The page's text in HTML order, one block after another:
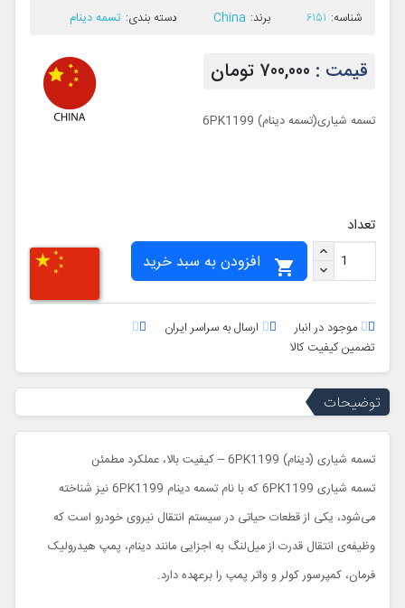
ﺷﻨﺎﺳﻪ: 6151 ﺑﺮﻧﺪ: China ﺩﺳﺘﻪ ﺑﻨﺪی: تسمه دینام
قیمت : 700,000 تومان
تسمه شیاری(تسمه دینام) 6PK1199
تعداد

موجود در انبار
ارسال به سراسر ایران
تضمین کیفیت کالا
توضیحات
تسمه شیاری (دینام) 6PK1199 – کیفیت بالا، عملکرد مطمئن
تسمه شیاری 6PK1199 که با نام تسمه دینام 6PK1199 نیز شناخته
می‌شود، یکی از قطعات حیاتی در سیستم انتقال نیروی خودرو است که
وظیفه‌ی انتقال قدرت از میل‌لنگ به اجزایی مانند دینام، پمپ هیدرولیک
فرمان، کمپرسور کولر و واتر پمپ را برعهده دارد.